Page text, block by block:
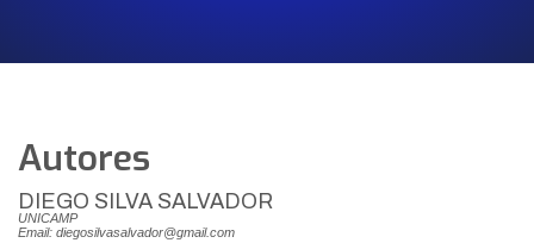
Autores
DIEGO SILVA SALVADOR
UNICAMP
Email: diegosilvasalvador@gmail.com